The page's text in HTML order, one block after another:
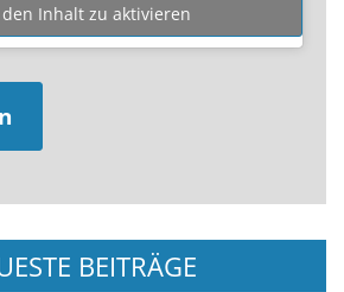
Inhalt zu aktivieren
BEITRÄGE